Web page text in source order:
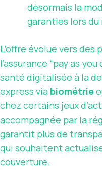
désormais la
garanties lors
L’offre évolue vers des
l’assurance “pay as
santé digitalisée à la
express via biométrie
chez certains jeux
accompagnée par la
garantit plus de
qui souhaitent
couverture.